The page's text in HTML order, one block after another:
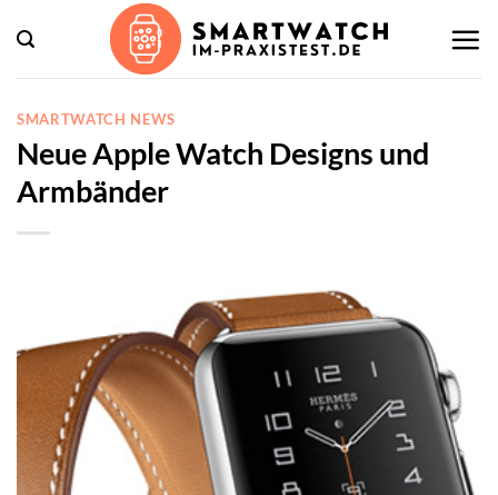
Inhalt
springen
SMARTWATCH NEWS
Neue Apple Watch Designs und
Armbänder